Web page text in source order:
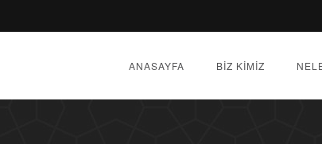
ANASAYFA BIZ KIMIZ